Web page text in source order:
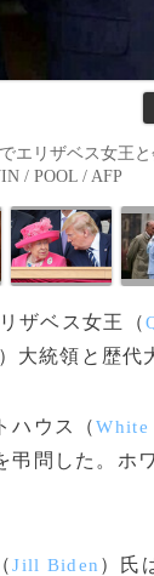
エリザベス女王
/ POOL / AFP
ザベス女王（
）大統領と歴代
ハウス（White
弔問した。ホ
Jill Biden ）氏